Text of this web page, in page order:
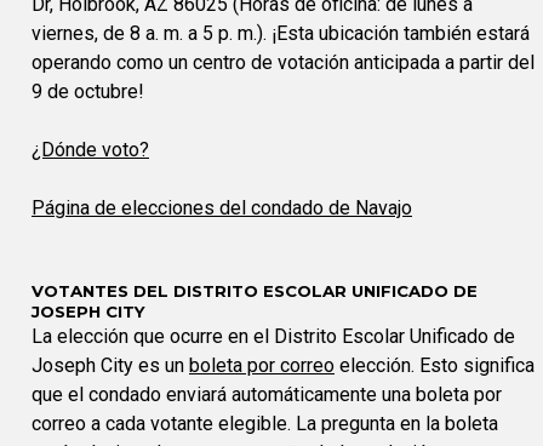
Dr, Holbrook, AZ 86025 (Horas de oficina: de lunes a
viernes, de 8 a. m. a 5 p. m.). ¡Esta ubicación también estará
operando como un centro de votación anticipada a partir del
9 de octubre!
¿Dónde voto?
Página de elecciones del condado de Navajo
VOTANTES DEL DISTRITO ESCOLAR UNIFICADO DE
JOSEPH CITY
La elección que ocurre en el Distrito Escolar Unificado de
Joseph City es un boleta por correo elección. Esto significa
que el condado enviará automáticamente una boleta por
correo a cada votante elegible. La pregunta en la boleta